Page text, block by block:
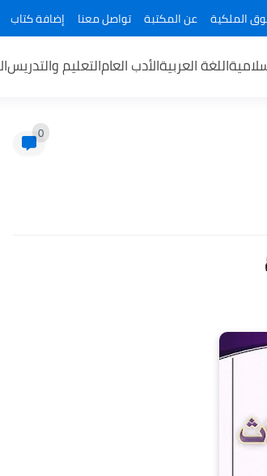
الملكية عن المكتبة تواصل معنا إضافة كتاب
اللغة العربيةالأدب العامالتعليم والتدريس
0